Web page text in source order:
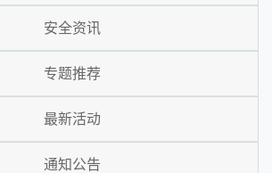
安全资讯
专题推荐
最新活动
通知公告